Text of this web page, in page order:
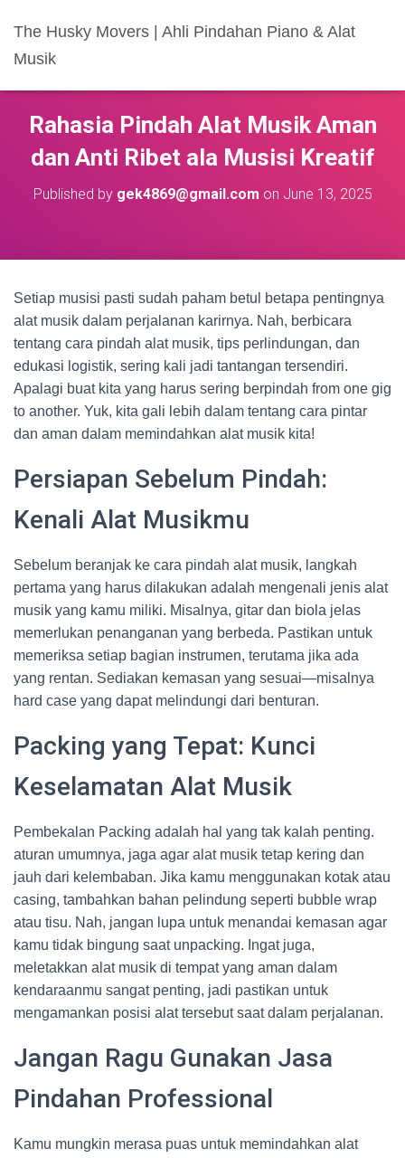
The Husky Movers | Ahli Pindahan Piano & Alat
Musik
Rahasia Pindah Alat Musik Aman
dan Anti Ribet ala Musisi Kreatif
Published by gek4869@gmail.com on June 13, 2025
Setiap musisi pasti sudah paham betul betapa pentingnya
alat musik dalam perjalanan karirnya. Nah, berbicara
tentang cara pindah alat musik, tips perlindungan, dan
edukasi logistik, sering kali jadi tantangan tersendiri.
Apalagi buat kita yang harus sering berpindah from one gig
to another. Yuk, kita gali lebih dalam tentang cara pintar
dan aman dalam memindahkan alat musik kita!
Persiapan Sebelum Pindah:
Kenali Alat Musikmu
Sebelum beranjak ke cara pindah alat musik, langkah
pertama yang harus dilakukan adalah mengenali jenis alat
musik yang kamu miliki. Misalnya, gitar dan biola jelas
memerlukan penanganan yang berbeda. Pastikan untuk
memeriksa setiap bagian instrumen, terutama jika ada
yang rentan. Sediakan kemasan yang sesuai—misalnya
hard case yang dapat melindungi dari benturan.
Packing yang Tepat: Kunci
Keselamatan Alat Musik
Pembekalan Packing adalah hal yang tak kalah penting.
aturan umumnya, jaga agar alat musik tetap kering dan
jauh dari kelembaban. Jika kamu menggunakan kotak atau
casing, tambahkan bahan pelindung seperti bubble wrap
atau tisu. Nah, jangan lupa untuk menandai kemasan agar
kamu tidak bingung saat unpacking. Ingat juga,
meletakkan alat musik di tempat yang aman dalam
kendaraanmu sangat penting, jadi pastikan untuk
mengamankan posisi alat tersebut saat dalam perjalanan.
Jangan Ragu Gunakan Jasa
Pindahan Professional
Kamu mungkin merasa puas untuk memindahkan alat